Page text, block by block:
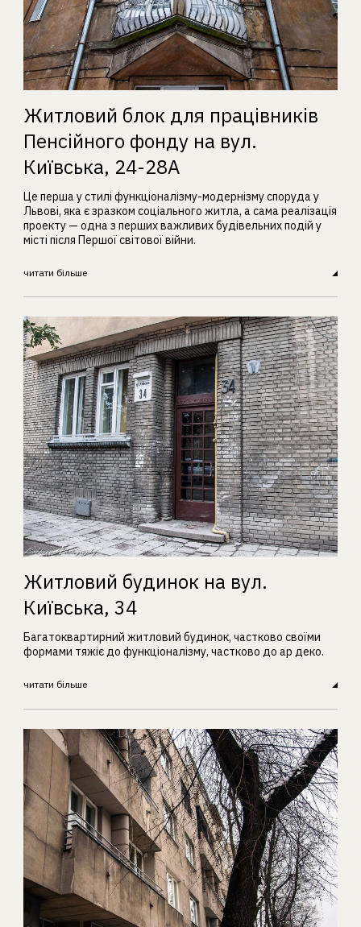
Житловий блок для працівників
Пенсійного фонду на вул.
Київська, 24-28А
Це перша у стилі функціоналізму-модернізму споруда у
Львові, яка є зразком соціального житла, а сама реалізація
проекту — одна з перших важливих будівельних подій у
місті після Першої світової війни.
читати більше
Житловий будинок на вул.
Київська, 34
Багатоквартирний житловий будинок, частково своїми
формами тяжіє до функціоналізму, частково до ар деко.
читати більше